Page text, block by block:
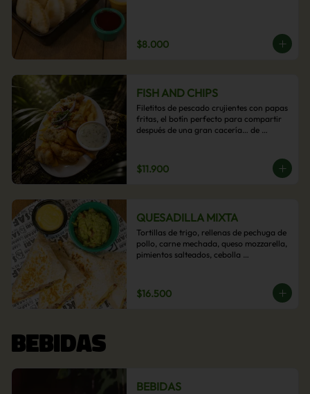
$8.000
FISH AND CHIPS
Filetitos de pescado crujientes con papas
fritas, el botín perfecto para compartir
después de una gran cacería… de
$11.900
QUESADILLA MIXTA
Tortillas de trigo, rellenas de pechuga de
pollo, carne mechada, queso mozzarella,
pimientos salteados, cebolla
$16.500
BEBIDAS
BEBIDAS